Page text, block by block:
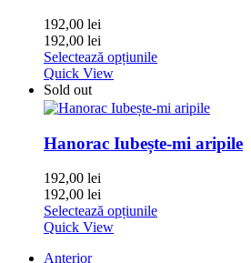
192,00 lei
192,00 lei
Selectează opțiunile
Quick View
Sold out
Hanorac Iubește-mi aripile
192,00 lei
192,00 lei
Selectează opțiunile
Quick View
Anterior